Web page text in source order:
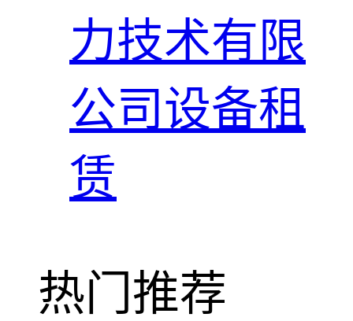
力技术有限
公司设备租
赁
热门推荐